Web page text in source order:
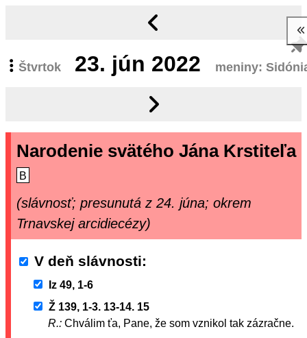
Štvrtok 23. jún 2022 meniny:
Narodenie svätého Jána Krstiteľa
B
(slávnosť; presunutá z 24. júna; okrem
Trnavskej arcidiecézy)
V deň slávnosti
Iz 49, 1-6
Ž 139, 1-3. 13-14. 15
R.: Chválim ťa, Pane, že som vznikol tak zázračne.